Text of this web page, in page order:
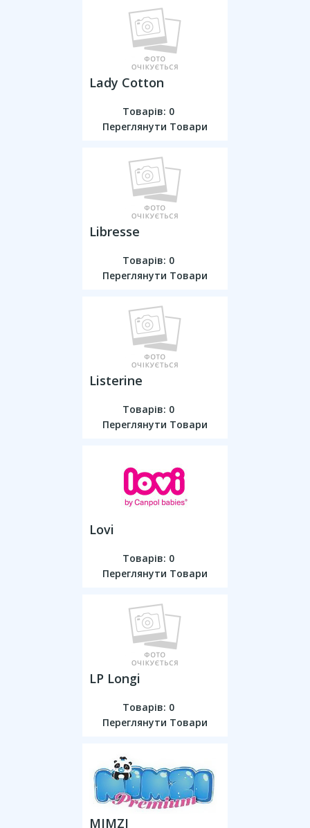
Lady Cotton
Товарів: 0
Переглянути Товари
Libresse
Товарів: 0
Переглянути Товари
Listerine
Товарів: 0
Переглянути Товари
Lovi
Товарів: 0
Переглянути Товари
LP Longi
Товарів: 0
Переглянути Товари
MIMZI